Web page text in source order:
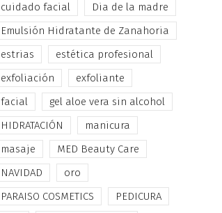
cuidado facial
Dia de la madre
Emulsión Hidratante de Zanahoria
estrias
estética profesional
exfoliación
exfoliante
facial
gel aloe vera sin alcohol
HIDRATACIÓN
manicura
masaje
MED Beauty Care
NAVIDAD
oro
PARAISO COSMETICS
PEDICURA